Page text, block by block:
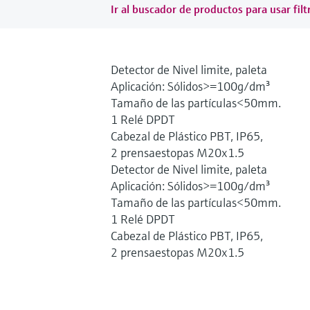
Ir al buscador de productos para usar
Detector de Nivel limite, paleta
Aplicación: Sólidos>=100g/dm³
Tamaño de las partículas<50mm.
1 Relé DPDT
Cabezal de Plástico PBT, IP65,
2 prensaestopas M20x1.5
Detector de Nivel limite, paleta
Aplicación: Sólidos>=100g/dm³
Tamaño de las partículas<50mm.
1 Relé DPDT
Cabezal de Plástico PBT, IP65,
2 prensaestopas M20x1.5